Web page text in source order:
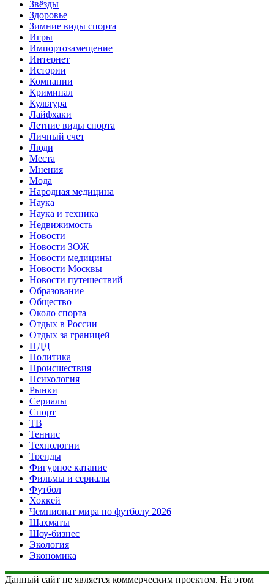
Звёзды
Здоровье
Зимние виды спорта
Игры
Импортозамещение
Интернет
Истории
Компании
Криминал
Культура
Лайфхаки
Летние виды спорта
Личный счет
Люди
Места
Мнения
Мода
Народная медицина
Наука
Наука и техника
Недвижимость
Новости
Новости ЗОЖ
Новости медицины
Новости Москвы
Новости путешествий
Образование
Общество
Около спорта
Отдых в России
Отдых за границей
ПДД
Политика
Происшествия
Психология
Рынки
Сериалы
Спорт
ТВ
Теннис
Технологии
Тренды
Фигурное катание
Фильмы и сериалы
Футбол
Хоккей
Чемпионат мира по футболу 2026
Шахматы
Шоу-бизнес
Экология
Экономика
Данный сайт не является коммерческим проектом. На этом